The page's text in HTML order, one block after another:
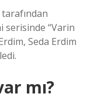
tarafından
serisinde “Varin
Seda Erdim
mı?